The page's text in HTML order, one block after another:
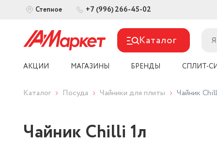
Степное +7 (996) 266-45-02
Каталог
АКЦИИ МАГАЗИНЫ БРЕНДЫ СПЛИТ-
Каталог Посуда Чайники для плиты Чайник
Чайник Chilli 1л